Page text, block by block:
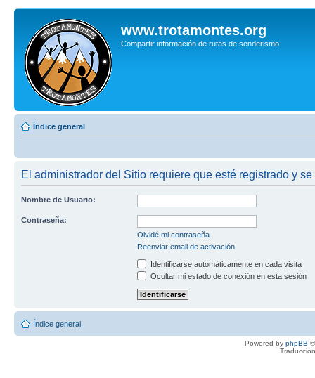
www.trotamontes.org
Compartir información de rutas de senderismo
Índice general
El administrador del Sitio requiere que esté registrado y
Nombre de Usuario:
Contraseña:
Olvidé mi contraseña
Reenviar email de activación
Identificarse automáticamente en cada visita
Ocultar mi estado de conexión en esta sesión
Índice general
Powered by phpBB